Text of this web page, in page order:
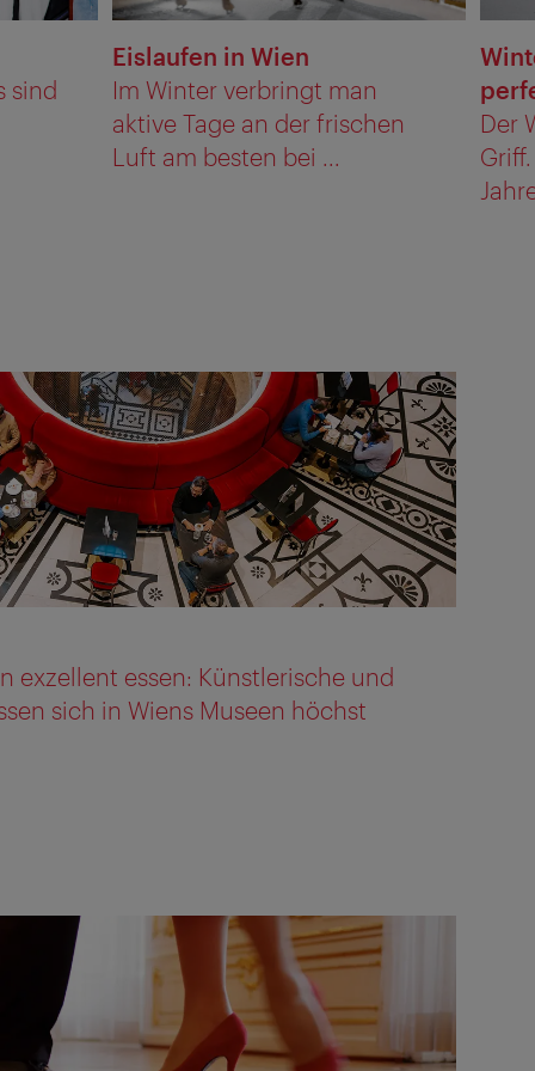
sind
Eislaufen in Wien
Im Winter verbringt man
aktive Tage an der frischen
Luft am besten bei ...
Der
exzellent essen: Künstlerische und
sich in Wiens Museen höchst